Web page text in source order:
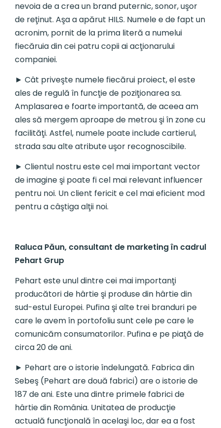
nevoia de a crea un brand puternic, sonor, uşor
de reţinut. Aşa a apărut HILS. Numele e de fapt un
acronim, pornit de la prima literă a numelui
fiecăruia din cei patru copii ai acţionarului
companiei.
► Cât priveşte numele fiecărui proiect, el este
ales de regulă în funcţie de poziţionarea sa.
Amplasarea e foarte importantă, de aceea am
ales să mergem aproape de metrou şi în zone cu
facilităţi. Astfel, numele poate include cartierul,
strada sau alte atribute uşor recognoscibile.
► Clientul nostru este cel mai important vector
de imagine şi poate fi cel mai relevant influencer
pentru noi. Un client fericit e cel mai eficient mod
pentru a câştiga alţii noi.
Raluca Păun, consultant de marketing în cadrul
Pehart Grup
Pehart este unul dintre cei mai importanţi
producători de hârtie şi produse din hârtie din
sud-estul Europei. Pufina şi alte trei branduri pe
care le avem în portofoliu sunt cele pe care le
comunicăm consumatorilor. Pufina e pe piaţă de
circa 20 de ani.
► Pehart are o istorie îndelungată. Fabrica din
Sebeş (Pehart are două fabrici) are o istorie de
187 de ani. Este una dintre primele fabrici de
hârtie din România. Unitatea de producţie
actuală funcţională în acelaşi loc, dar ea a fost